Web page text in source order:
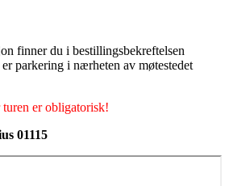
finner du i bestillingsbekreftelsen
parkering i nærheten av møtestedet
er obligatorisk!
01115